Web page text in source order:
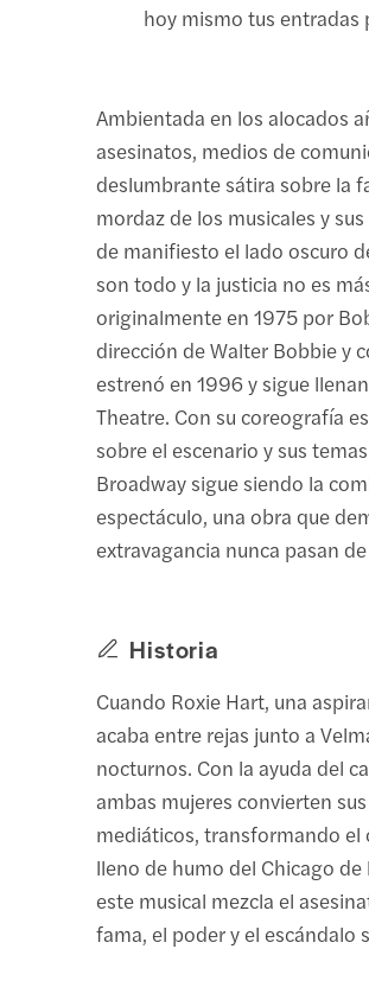
hoy mismo tus entradas
Ambientada en los alocados
asesinatos, medios de
deslumbrante sátira sobre la
mordaz de los musicales y
de manifiesto el lado oscuro
son todo y la justicia no es
originalmente en 1975 por
dirección de Walter Bobbie y
estrenó en 1996 y sigue
Theatre. Con su coreografía
sobre el escenario y sus
Broadway sigue siendo la
espectáculo, una obra que
extravagancia nunca pasan
Historia
Cuando Roxie Hart, una
acaba entre rejas junto a
nocturnos. Con la ayuda del
ambas mujeres convierten
mediáticos, transformando el
lleno de humo del Chicago
este musical mezcla el
fama, el poder y el escándalo